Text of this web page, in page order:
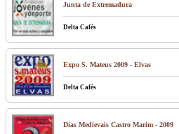
Junta de Extremadura
Delta Cafés
Expo S. Mateus 2009 - Elvas
Delta Cafés
Dias Medievais Castro Marim - 2009